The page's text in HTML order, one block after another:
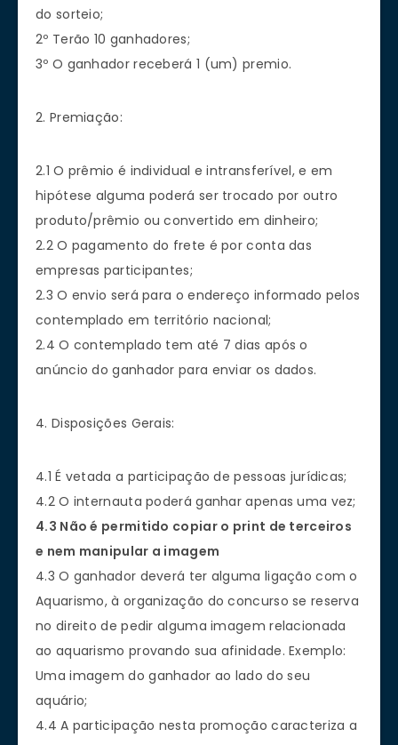
do sorteio;
2º Terão 10 ganhadores;
3º O ganhador receberá 1 (um) premio.
2. Premiação:
2.1 O prêmio é individual e intransferível, e em
hipótese alguma poderá ser trocado por outro
produto/prêmio ou convertido em dinheiro;
2.2 O pagamento do frete é por conta das
empresas participantes;
2.3 O envio será para o endereço informado pelos
contemplado em território nacional;
2.4 O contemplado tem até 7 dias após o
anúncio do ganhador para enviar os dados.
4. Disposições Gerais:
4.1 É vetada a participação de pessoas jurídicas;
4.2 O internauta poderá ganhar apenas uma vez;
4.3 Não é permitido copiar o print de terceiros
e nem manipular a imagem
4.3 O ganhador deverá ter alguma ligação com o
Aquarismo, à organização do concurso se reserva
no direito de pedir alguma imagem relacionada
ao aquarismo provando sua afinidade. Exemplo:
Uma imagem do ganhador ao lado do seu
aquário;
4.4 A participação nesta promoção caracteriza a